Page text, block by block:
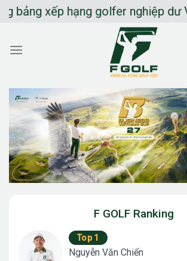
Chuyển
dung
xếp hạng golfer nghiệp dư Việt
F GOLF Ranking
Top 1
Nguyễn Văn Chiến